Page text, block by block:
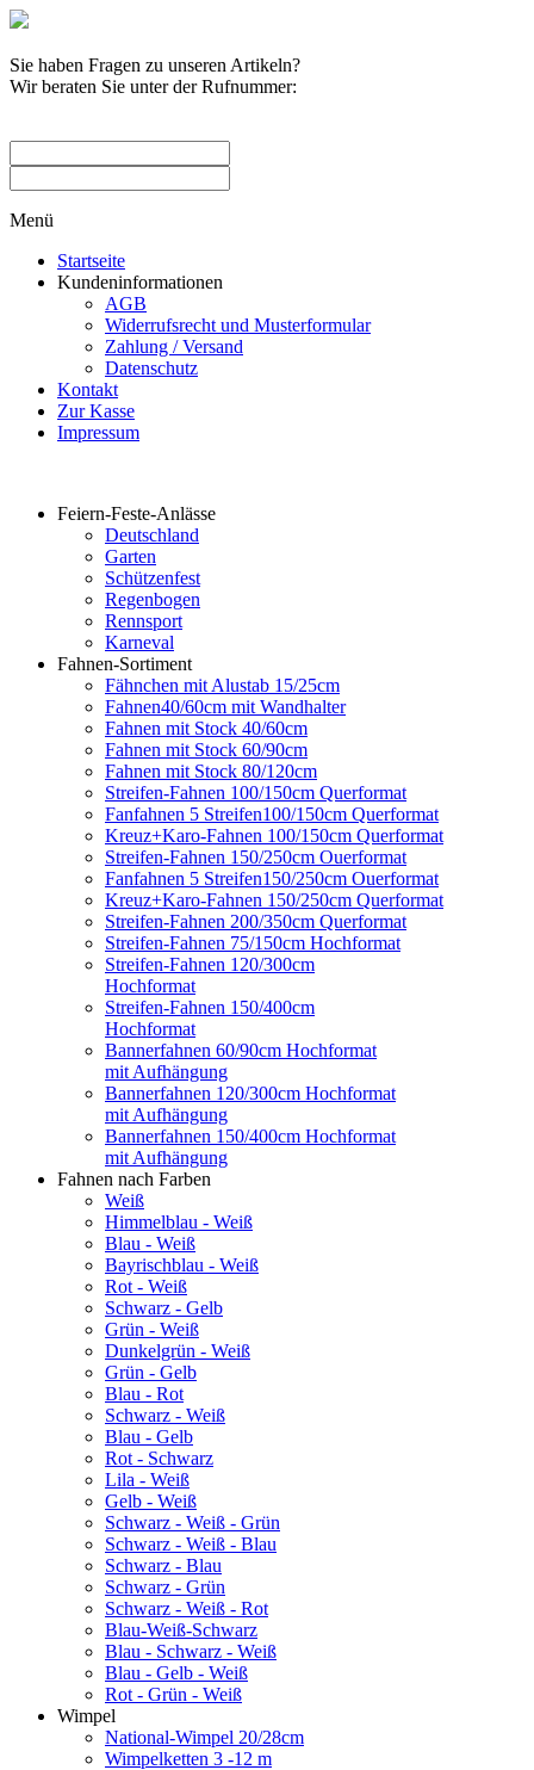
Sie haben Fragen zu unseren Artikeln?
Wir beraten Sie unter der Rufnummer:
Menü
Startseite
Kundeninformationen
AGB
Widerrufsrecht und Musterformular
Zahlung / Versand
Datenschutz
Kontakt
Zur Kasse
Impressum
Feiern-Feste-Anlässe
Deutschland
Garten
Schützenfest
Regenbogen
Rennsport
Karneval
Fahnen-Sortiment
Fähnchen mit Alustab 15/25cm
Fahnen40/60cm mit Wandhalter
Fahnen mit Stock 40/60cm
Fahnen mit Stock 60/90cm
Fahnen mit Stock 80/120cm
Streifen-Fahnen 100/150cm Querformat
Fanfahnen 5 Streifen100/150cm Querformat
Kreuz+Karo-Fahnen 100/150cm Querformat
Streifen-Fahnen 150/250cm Ouerformat
Fanfahnen 5 Streifen150/250cm Ouerformat
Kreuz+Karo-Fahnen 150/250cm Querformat
Streifen-Fahnen 200/350cm Querformat
Streifen-Fahnen 75/150cm Hochformat
Streifen-Fahnen 120/300cm
Hochformat
Streifen-Fahnen 150/400cm
Hochformat
Bannerfahnen 60/90cm Hochformat
mit Aufhängung
Bannerfahnen 120/300cm Hochformat
mit Aufhängung
Bannerfahnen 150/400cm Hochformat
mit Aufhängung
Fahnen nach Farben
Weiß
Himmelblau - Weiß
Blau - Weiß
Bayrischblau - Weiß
Rot - Weiß
Schwarz - Gelb
Grün - Weiß
Dunkelgrün - Weiß
Grün - Gelb
Blau - Rot
Schwarz - Weiß
Blau - Gelb
Rot - Schwarz
Lila - Weiß
Gelb - Weiß
Schwarz - Weiß - Grün
Schwarz - Weiß - Blau
Schwarz - Blau
Schwarz - Grün
Schwarz - Weiß - Rot
Blau-Weiß-Schwarz
Blau - Schwarz - Weiß
Blau - Gelb - Weiß
Rot - Grün - Weiß
Wimpel
National-Wimpel 20/28cm
Wimpelketten 3 -12 m